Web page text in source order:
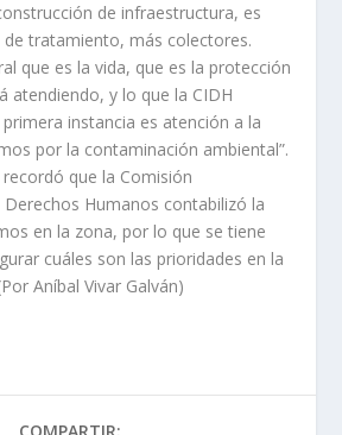
de infraestructura, es
de tratamiento, más colectores.
que es la vida, que es la protección
atendiendo, y lo que la CIDH
instancia es atención a la
por la contaminación ambiental”.
recordó que la Comisión
Humanos contabilizó la
en la zona, por lo que se tiene
cuáles son las prioridades en la
Aníbal Vivar Galván)